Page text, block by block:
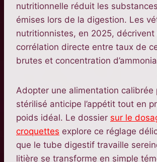
nutritionnelle réduit les
émises lors de la digestion. Les
nutritionnistes, en 2025, décrivent
corrélation directe entre taux de
brutes et concentration
Adopter une alimentation calibrée
stérilisé anticipe l’appétit tout en
poids idéal. Le dossier sur le
croquettes explore ce réglage
que le tube digestif travaille
litière se transforme en simple